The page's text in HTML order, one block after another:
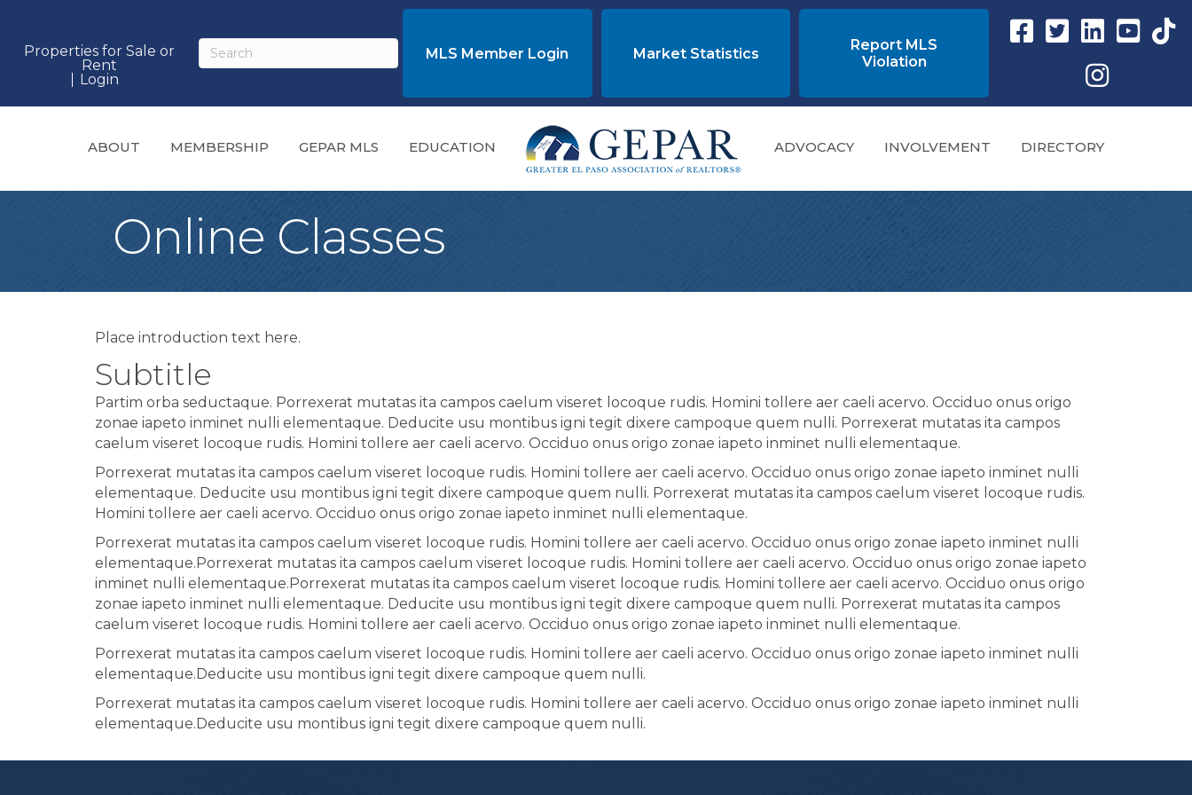
Properties for Sale or
Rent
Login
MLS Member Login Market Statistics
Report MLS
Violation
Facebook link
Twitter Link
Instagram link
YouTube
Instagram
ABOUT MEMBERSHIP GEPAR MLS EDUCATION ADVOCACY INVOLVEMENT DIRECTORY
Online Classes
Place introduction text here.
Subtitle
Partim orba seductaque. Porrexerat mutatas ita campos caelum viseret locoque rudis. Homini tollere aer caeli acervo. Occiduo onus origo
zonae iapeto inminet nulli elementaque. Deducite usu montibus igni tegit dixere campoque quem nulli. Porrexerat mutatas ita campos
caelum viseret locoque rudis. Homini tollere aer caeli acervo. Occiduo onus origo zonae iapeto inminet nulli elementaque.
Porrexerat mutatas ita campos caelum viseret locoque rudis. Homini tollere aer caeli acervo. Occiduo onus origo zonae iapeto inminet nulli
elementaque. Deducite usu montibus igni tegit dixere campoque quem nulli. Porrexerat mutatas ita campos caelum viseret locoque rudis.
Homini tollere aer caeli acervo. Occiduo onus origo zonae iapeto inminet nulli elementaque.
Porrexerat mutatas ita campos caelum viseret locoque rudis. Homini tollere aer caeli acervo. Occiduo onus origo zonae iapeto inminet nulli
elementaque.Porrexerat mutatas ita campos caelum viseret locoque rudis. Homini tollere aer caeli acervo. Occiduo onus origo zonae iapeto
inminet nulli elementaque.Porrexerat mutatas ita campos caelum viseret locoque rudis. Homini tollere aer caeli acervo. Occiduo onus origo
zonae iapeto inminet nulli elementaque. Deducite usu montibus igni tegit dixere campoque quem nulli. Porrexerat mutatas ita campos
caelum viseret locoque rudis. Homini tollere aer caeli acervo. Occiduo onus origo zonae iapeto inminet nulli elementaque.
Porrexerat mutatas ita campos caelum viseret locoque rudis. Homini tollere aer caeli acervo. Occiduo onus origo zonae iapeto inminet nulli
elementaque.Deducite usu montibus igni tegit dixere campoque quem nulli.
Porrexerat mutatas ita campos caelum viseret locoque rudis. Homini tollere aer caeli acervo. Occiduo onus origo zonae iapeto inminet nulli
elementaque.Deducite usu montibus igni tegit dixere campoque quem nulli.